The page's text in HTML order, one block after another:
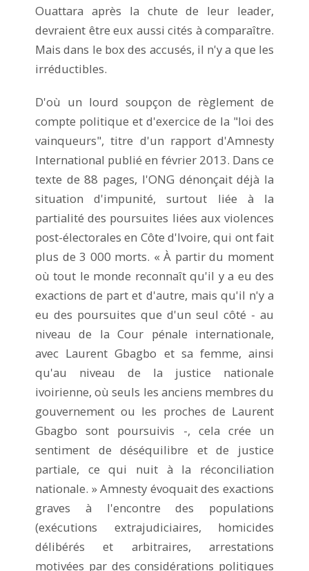
Ouattara après la chute de leur leader,
devraient être eux aussi cités à comparaître.
Mais dans le box des accusés, il n'y a que les
irréductibles.
D'où un lourd soupçon de règlement de
compte politique et d'exercice de la "loi des
vainqueurs", titre d'un rapport d'Amnesty
International publié en février 2013. Dans ce
texte de 88 pages, l'ONG dénonçait déjà la
situation d'impunité, surtout liée à la
partialité des poursuites liées aux violences
post-électorales en Côte d'Ivoire, qui ont fait
plus de 3 000 morts. « À partir du moment
où tout le monde reconnaît qu'il y a eu des
exactions de part et d'autre, mais qu'il n'y a
eu des poursuites que d'un seul côté - au
niveau de la Cour pénale internationale,
avec Laurent Gbagbo et sa femme, ainsi
qu'au niveau de la justice nationale
ivoirienne, où seuls les anciens membres du
gouvernement ou les proches de Laurent
Gbagbo sont poursuivis -, cela crée un
sentiment de déséquilibre et de justice
partiale, ce qui nuit à la réconciliation
nationale. » Amnesty évoquait des exactions
graves à l'encontre des populations
(exécutions extrajudiciaires, homicides
délibérés et arbitraires, arrestations
motivées par des considérations politiques